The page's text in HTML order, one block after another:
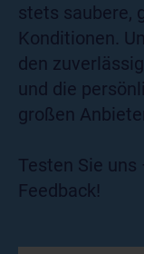
stets saubere,
Konditionen.
den
und die
großen
Testen Sie
Feedback!